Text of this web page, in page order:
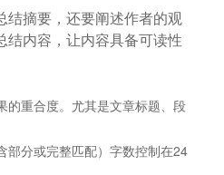
结摘要，还要阐述作者的观
结内容，让内容具备可读性
的重合度。尤其是文章标题、段
部分或完整匹配）字数控制在24